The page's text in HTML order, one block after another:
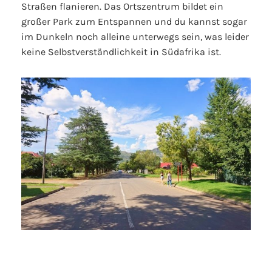
Straßen flanieren. Das Ortszentrum bildet ein
großer Park zum Entspannen und du kannst sogar
im Dunkeln noch alleine unterwegs sein, was leider
keine Selbstverständlichkeit in Südafrika ist.